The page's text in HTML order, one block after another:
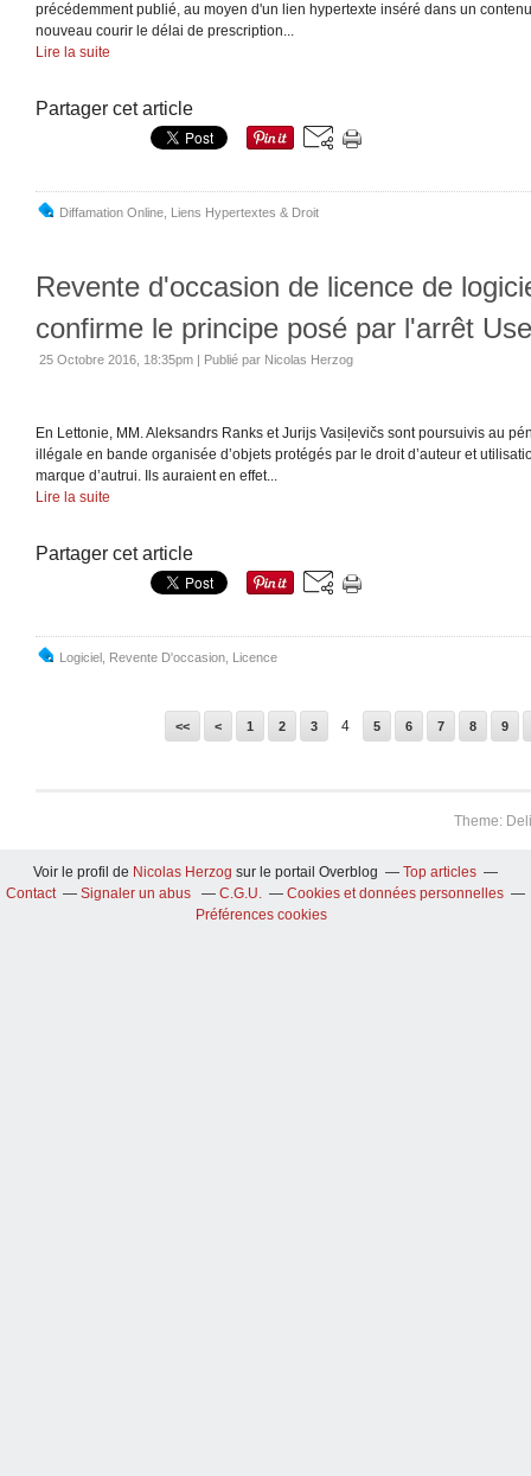
précédemment publié, au moyen d'un lien hypertexte inséré dans un
nouveau courir le délai de prescription...
Lire la suite
Partager cet article
Diffamation Online Liens Hypertextes & Droit
Revente d'occasion de licence de
confirme le principe posé par l'arrêt
25 Octobre 2016, 18:35pm | Publié par Nicolas Herzog
En Lettonie, MM. Aleksandrs Ranks et Jurijs Vasiļevičs sont poursuivis au
illégale en bande organisée d’objets protégés par le droit d’auteur et
marque d’autrui. Ils auraient en effet...
Lire la suite
Partager cet article
Logiciel Revente D'occasion Licence
<< < 1 2 3 4 5 6 7 8 9
Theme:
Voir le profil de Nicolas Herzog sur le portail Overblog
Top articles
Contact
Signaler un abus C.G.U.
Cookies et données personnelles
Préférences cookies